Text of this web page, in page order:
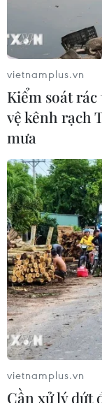
đẩy phát
xanh
28/05/2025 08:04
Vietcombank ký
dự án khu công
phát triển bền
vietnamplus.vn
Kiểm soát
vệ kênh rạch
mưa
vietnamplus.vn
Cần xử lý dứt